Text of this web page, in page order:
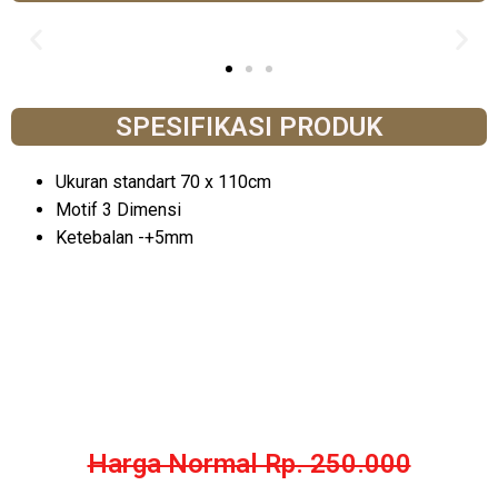
SPESIFIKASI PRODUK
Ukuran standart 70 x 110cm
Motif 3 Dimensi
Ketebalan -+5mm
Harga Normal Rp. 250.000